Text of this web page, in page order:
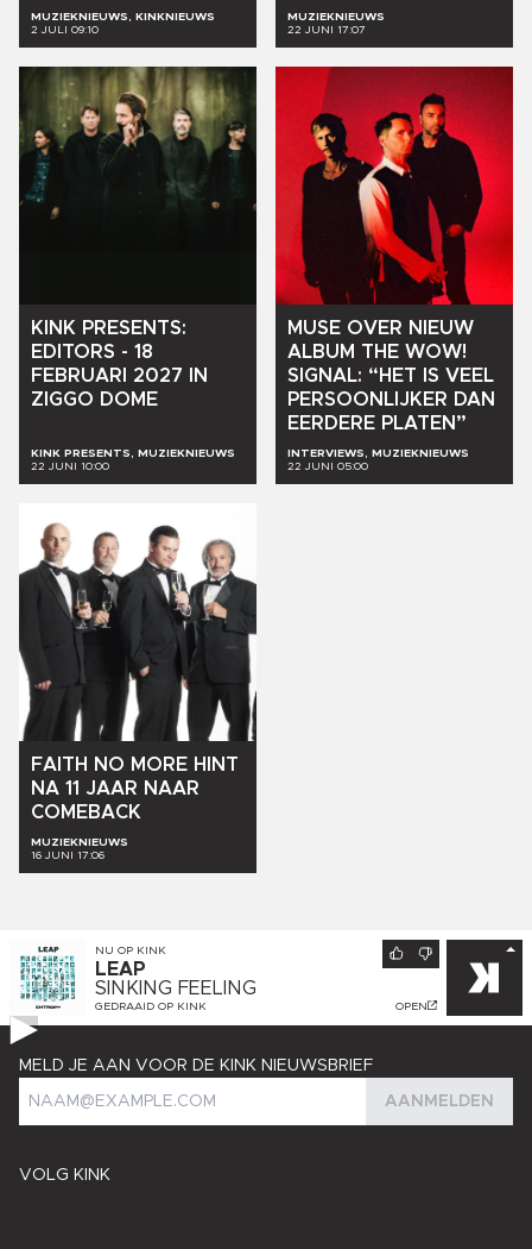
MUZIEKNIEUWS, KINKNIEUWS
2 JULI 09:10
MUZIEKNIEUWS
22 JUNI 17:07
KINK PRESENTS:
EDITORS - 18
FEBRUARI
2027
IN
ZIGGO DOME
KINK PRESENTS, MUZIEKNIEUWS
22 JUNI 10:00
MUSE OVER NIEUW
ALBUM THE WOW!
SIGNAL: “HET IS VEEL
PERSOONLIJKER DAN
EERDERE PLATEN”
INTERVIEWS, MUZIEKNIEUWS
22 JUNI 05:00
FAITH NO MORE HINT
NA 11 JAAR NAAR
COMEBACK
MUZIEKNIEUWS
16 JUNI 17:06
NU OP KINK
LEAP
SINKING FEELING
GEDRAAID OP KINK OPEN
VOLG KINK
MELD JE AAN VOOR DE KINK NIEUWSBRIEF
AANMELDEN